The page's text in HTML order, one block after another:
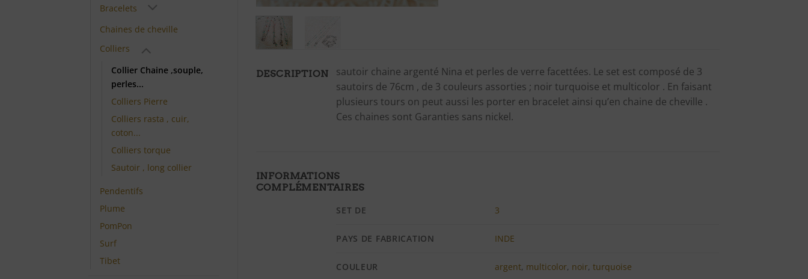
Bracelets
Chaines de cheville
Colliers
Collier Chaine ,souple,
perles...
Colliers Pierre
Colliers rasta , cuir,
coton...
Colliers torque
Sautoir , long collier
Pendentifs
Plume
PomPon
Surf
Tibet
DESCRIPTION
sautoir chaine argenté Nina et perles de verre facettées. Le set est composé de 3
sautoirs de 76cm , de 3 couleurs assorties ; noir turquoise et multicolor . En faisant
plusieurs tours on peut aussi les porter en bracelet ainsi qu’en chaine de cheville .
Ces chaines sont Garanties sans nickel.
INFORMATIONS
COMPLÉMENTAIRES
SET DE
3
PAYS DE FABRICATION INDE
COULEUR argent, multicolor, noir,turquoise